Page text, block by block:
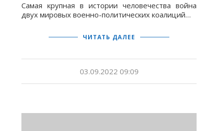
Самая крупная в истории человечества война
двух мировых военно-политических коалиций…
ЧИТАТЬ ДАЛЕЕ
03.09.2022 09:09